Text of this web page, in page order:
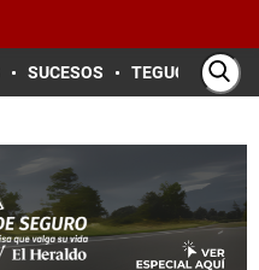
SUCESOS TEGUCIGALPA